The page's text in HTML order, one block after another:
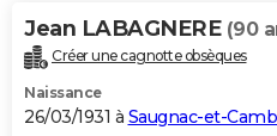
Bricolage
Lifestyle
Culture
Sport
Auto
Television
Voyage
Cinema
Jean LABAGNERE (90
Créer une cagnotte obsèques
Naissance
26/03/1931 à Saugnac-et-